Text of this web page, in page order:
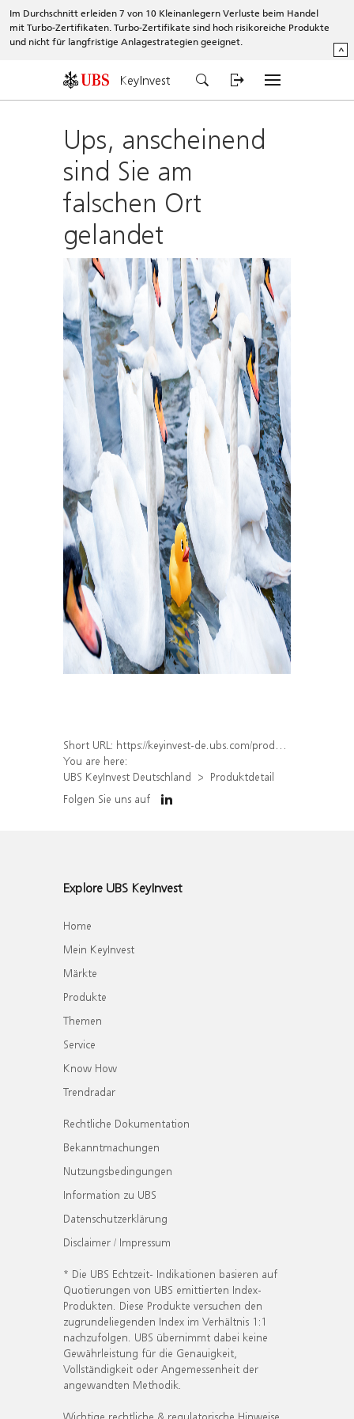
Im Durchschnitt erleiden 7 von 10 Kleinanlegern Verluste beim Handel
mit Turbo-Zertifikaten. Turbo-Zertifikate sind hoch risikoreiche Produkte
und nicht für langfristige Anlagestrategien geeignet.
^
KeyInvest
Ups, anscheinend
sind Sie am
falschen Ort
gelandet
Short URL: https://keyinvest-de.ubs.com/produkt/detail/index/isin/DE000WA6WMZ4
You are here:
UBS KeyInvest Deutschland
Produktdetail
Folgen Sie uns auf
Explore UBS KeyInvest
Home
Mein KeyInvest
Märkte
Produkte
Themen
Service
Know How
Trendradar
Rechtliche Dokumentation
Bekanntmachungen
Nutzungsbedingungen
Information zu UBS
Datenschutzerklärung
Disclaimer / Impressum
* Die UBS Echtzeit- Indikationen basieren auf
Quotierungen von UBS emittierten Index-
Produkten. Diese Produkte versuchen den
zugrundeliegenden Index im Verhältnis 1:1
nachzufolgen. UBS übernimmt dabei keine
Gewährleistung für die Genauigkeit,
Vollständigkeit oder Angemessenheit der
angewandten Methodik.